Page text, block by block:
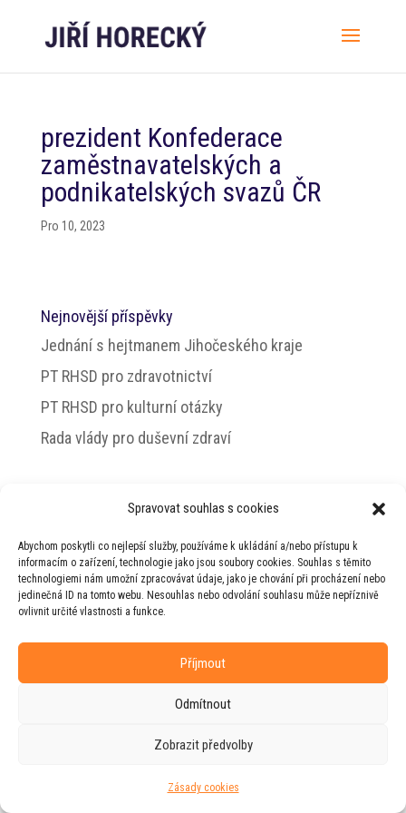
Spravovat souhlas s cookies
Abychom poskytli co nejlepší služby, používáme k ukládání a/nebo přístupu k
informacím o zařízení, technologie jako jsou soubory cookies. Souhlas s těmito
technologiemi nám umožní zpracovávat údaje, jako je chování při procházení nebo
jedinečná ID na tomto webu. Nesouhlas nebo odvolání souhlasu může nepříznivě
ovlivnit určité vlastnosti a funkce.
Příjmout
Odmítnout
Zobrazit předvolby
Zásady cookies
prezident Konfederace
zaměstnavatelských a
podnikatelských svazů ČR
Pro 10, 2023
Nejnovější příspěvky
Jednání s hejtmanem Jihočeského kraje
PT RHSD pro zdravotnictví
PT RHSD pro kulturní otázky
Rada vlády pro duševní zdraví
Horeckého
Web vytvořila firmaRUDIve spolupráci s
agenturou